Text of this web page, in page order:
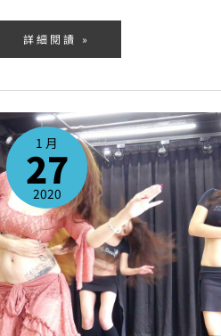
詳細閱讀 »
1 月
27
2020
中
高
級